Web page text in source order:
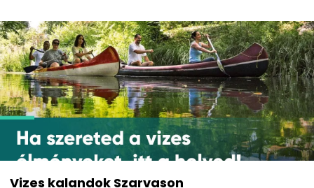
Vizes kalandok Szarvason